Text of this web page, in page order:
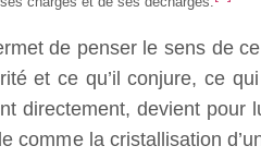
de penser le sens de
et ce qu’il conjure, ce
devient pour
comme la cristallisation